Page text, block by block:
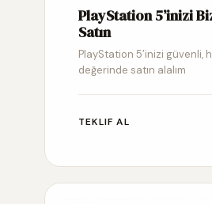
PlayStation 5’inizi
Satın
PlayStation 5’inizi güvenli,
değerinde satın alalım
TEKLIF AL